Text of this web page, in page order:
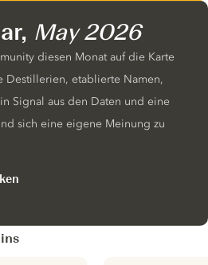
May 2026
diesen Monat auf die Karte
Destillerien, etablierte Namen,
Signal aus den Daten und eine
sich eine eigene Meinung zu